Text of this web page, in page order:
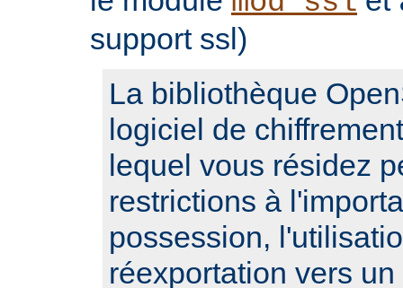
support ssl)
La bibliothèque
logiciel de
lequel vous résidez
restrictions à
possession,
réexportation vers